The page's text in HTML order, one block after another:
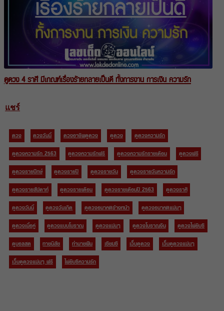
ดูดวง 4 ราศี มีเกณฑ์เรื่องร้ายกลายเป็นดี ทั้งการงาน การเงิน ความรัก
แชร์
ดวง ดวงวันนี้ ดวงอาชีพดูดวง ดูดวง
ดูดวงความรัก
ดูดวงความรัก 2563
ดูดวงความรักฟรี ดูดวงความรักรายเดือน
ดูดวงฟรี
ดูดวงรายปักษ์
ดูดวงรายปี ดูดวงรายวัน
ดูดวงรายวันความรัก
ดูดวงรายสัปดาห์
ดูดวงรายเดือน ดูดวงรายเดือนปี 2563
ดูดวงราศี
ดูดวงวันนี้
ดูดวงวันเกิด ดูดวงอนาคตข้างหน้า
ดูดวงอนาคตแม่นๆ
ดูดวงเนื้อคู่
ดูดวงแบบโบราณ ดูดวงแม่นๆ ดูดวงโบราณจีน
ดูดวงไพ่ยิบซี
ดูบอลสด
ทายนิสัย ทำนายฝัน เซียมซี เว็บดูดวง
เว็บดูดวงแม่นๆ
เว็บดูดวงแม่นๆ ฟรี
ไพ่ยิบซีความรัก